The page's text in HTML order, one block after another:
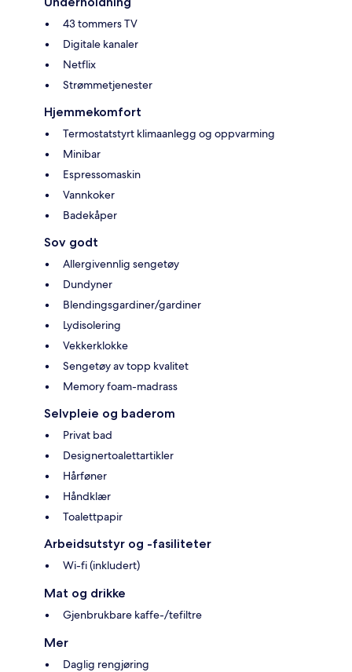
43 tommers TV
Digitale kanaler
Netflix
Strømmetjenester
Hjemmekomfort
Termostatstyrt klimaanlegg og oppvarming
Minibar
Espressomaskin
Vannkoker
Badekåper
Sov godt
Allergivennlig sengetøy
Dundyner
Blendingsgardiner/gardiner
Lydisolering
Vekkerklokke
Sengetøy av topp kvalitet
Memory foam-madrass
Selvpleie og baderom
Privat bad
Designertoalettartikler
Hårføner
Håndklær
Toalettpapir
Arbeidsutstyr og -fasiliteter
Wi-fi (inkludert)
Mat og drikke
Gjenbrukbare kaffe-/tefiltre
Mer
Daglig rengjøring